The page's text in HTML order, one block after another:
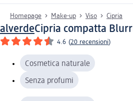
Homepage Make-up Viso Cipria
alverdeCipria compatta
4.6 (20 recensioni)
Cosmetica naturale
Senza profumi